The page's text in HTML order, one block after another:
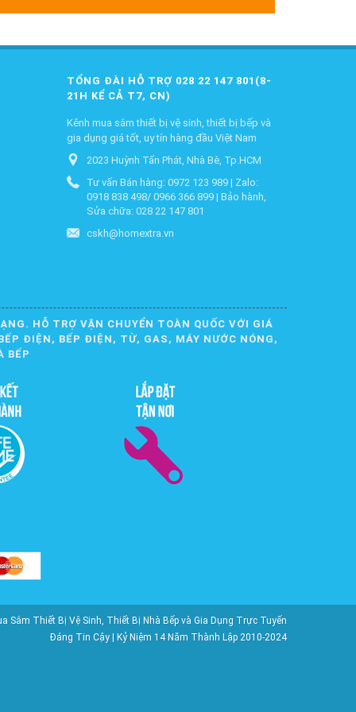
TỔNG ĐÀI HỖ TRỢ 028 22 147 801(8-
21H KỂ CẢ T7, CN)
Kênh mua sắm thiết bị vệ sinh, thiết bị bếp và
gia dụng giá tốt, uy tín hàng đầu Việt Nam
2023 Huỳnh Tấn Phát, Nhà Bè, Tp.HCM
Tư vấn Bán hàng: 0972 123 989 | Zalo:
0918 838 498/ 0966 366 899 | Bảo hành,
Sửa chữa: 028 22 147 801
cskh@homextra.vn
HỖ TRỢ VẬN CHUYỂN TOÀN QUỐC VỚI GIÁ
ĐIỆN, BẾP ĐIỆN, TỪ, GAS, MÁY NƯỚC NÓNG,
BẾP
Sắm Thiết Bị Vệ Sinh, Thiết Bị Nhà Bếp và Gia Dụng Trực Tuyến
Đáng Tin Cậy | Kỷ Niệm 14 Năm Thành Lập 2010-2024